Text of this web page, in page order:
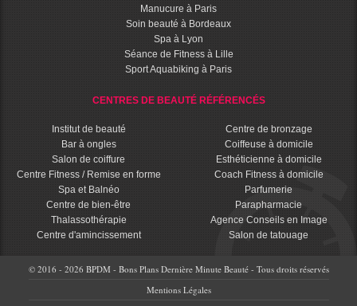
Manucure à Paris
Soin beauté à Bordeaux
Spa à Lyon
Séance de Fitness à Lille
Sport Aquabiking à Paris
CENTRES DE BEAUTÉ RÉFÉRENCÉS
Institut de beauté
Bar à ongles
Salon de coiffure
Centre Fitness / Remise en forme
Spa et Balnéo
Centre de bien-être
Thalassothérapie
Centre d'amincissement
Centre de bronzage
Coiffeuse à domicile
Esthéticienne à domicile
Coach Fitness à domicile
Parfumerie
Parapharmacie
Agence Conseils en Image
Salon de tatouage
© 2016 - 2026 BPDM - Bons Plans Dernière Minute Beauté - Tous droits réservés
Mentions Légales